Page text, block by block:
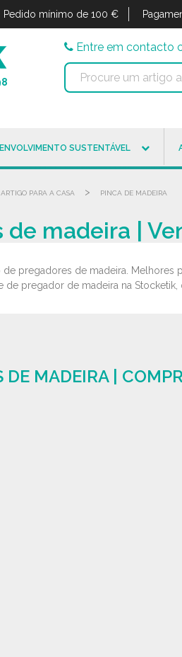
Pedido mínimo de 100 €
Entre em contacto
SUSTENTÁVEL
ARTIGO PARA A CASA > PINCA DE MADEIRA
de madeira |
pregadores de madeira. Melhores
de pregador de madeira na Stocketik,
MADEIRA |